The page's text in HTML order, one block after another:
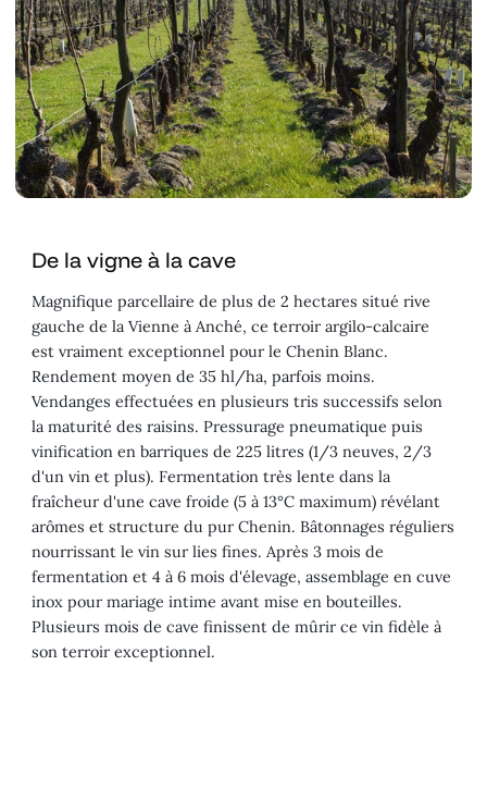
De la vigne à la cave
Magnifique parcellaire de plus de 2 hectares situé rive
gauche de la Vienne à Anché, ce terroir argilo-calcaire
est vraiment exceptionnel pour le Chenin Blanc.
Rendement moyen de 35 hl/ha, parfois moins.
Vendanges effectuées en plusieurs tris successifs selon
la maturité des raisins. Pressurage pneumatique puis
vinification en barriques de 225 litres (1/3 neuves, 2/3
d'un vin et plus). Fermentation très lente dans la
fraîcheur d'une cave froide (5 à 13°C maximum) révélant
arômes et structure du pur Chenin. Bâtonnages réguliers
nourrissant le vin sur lies fines. Après 3 mois de
fermentation et 4 à 6 mois d'élevage, assemblage en cuve
inox pour mariage intime avant mise en bouteilles.
Plusieurs mois de cave finissent de mûrir ce vin fidèle à
son terroir exceptionnel.